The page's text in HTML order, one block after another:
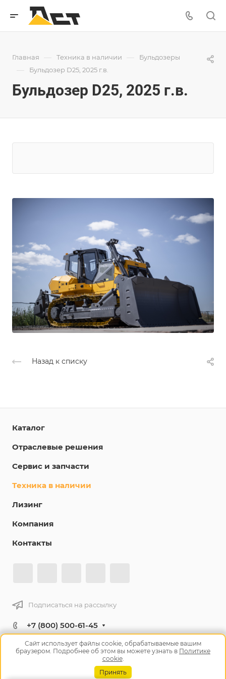
Главная — Техника в наличии — Бульдозеры
— Бульдозер D25, 2025 г.в.
Бульдозер D25, 2025 г.в.
Назад к списку
Каталог
Отраслевые решения
Сервис и запчасти
Техника в наличии
Лизинг
Компания
Контакты
Подписаться на рассылку
+7 (800) 500-61-45
Заказать звонок
info@tm10.ru
Челябинск, ул. Героев Танкограда, 28П
Сайт использует файлы cookie, обрабатываемые вашим
браузером. Подробнее об этом вы можете узнать в Политике
cookie.
Принять